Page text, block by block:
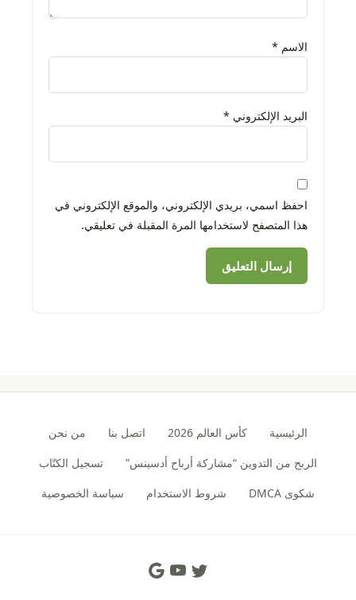
الاسم *
البريد الإلكتروني *
احفظ اسمي، بريدي الإلكتروني، والموقع الإلكتروني في
هذا المتصفح لاستخدامها المرة المقبلة في تعليقي.
الرئيسية كأس العالم 2026 اتصل بنا
من نحن
الربح من التدوين “مشاركة أرباح أدسينس”
تسجيل الكتّاب
شكوى DMCA
شروط الاستخدام سياسة الخصوصية
Social Links